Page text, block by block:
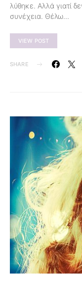
λύθηκε. Αλλά γιατί
συνέχεια. Θέλω…
VIEW POST
SHARE